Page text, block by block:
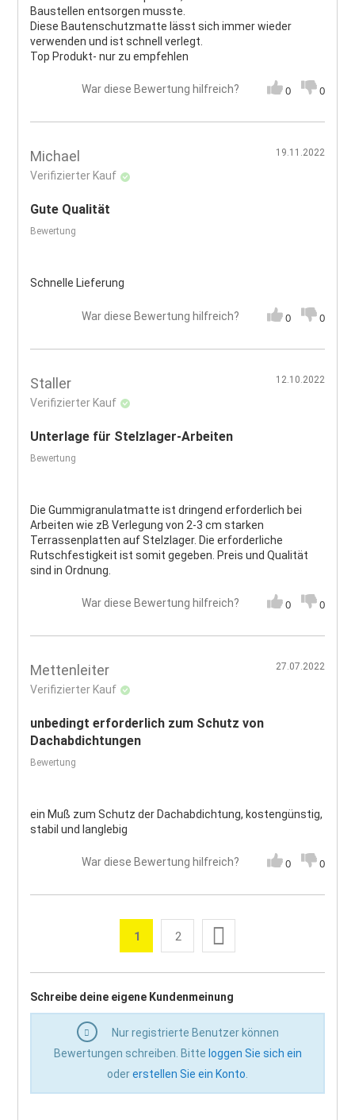
Baustellen entsorgen musste.
Diese Bautenschutzmatte lässt sich immer wieder
verwenden und ist schnell verlegt.
Top Produkt- nur zu empfehlen
War diese Bewertung hilfreich? 0 0
Michael
Verifizierter Kauf
19.11.2022
Gute Qualität
Bewertung
Schnelle Lieferung
War diese Bewertung hilfreich? 0 0
Staller
Verifizierter Kauf
12.10.2022
Unterlage für Stelzlager-Arbeiten
Bewertung
Die Gummigranulatmatte ist dringend erforderlich bei
Arbeiten wie zB Verlegung von 2-3 cm starken
Terrassenplatten auf Stelzlager. Die erforderliche
Rutschfestigkeit ist somit gegeben. Preis und Qualität
sind in Ordnung.
War diese Bewertung hilfreich? 0 0
Mettenleiter
Verifizierter Kauf
27.07.2022
unbedingt erforderlich zum Schutz von
Dachabdichtungen
Bewertung
ein Muß zum Schutz der Dachabdichtung, kostengünstig,
stabil und langlebig
War diese Bewertung hilfreich? 0 0
Seite
Sie lesen gerade die Seite
1 Seite
2
Schreibe deine eigene Kundenmeinung
Nur registrierte Benutzer können
Bewertungen schreiben. Bitte loggen Sie sich ein
odererstellen Sie ein Konto.